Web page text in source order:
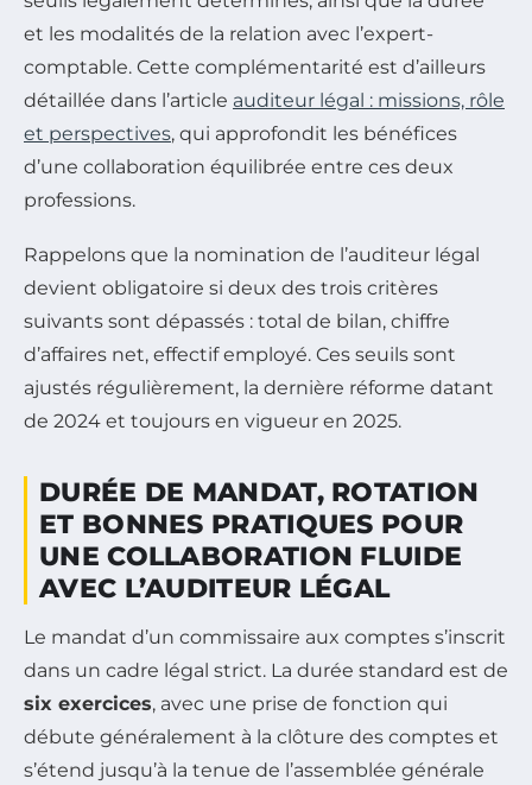
et les modalités de la relation avec l’expert-
comptable. Cette complémentarité est d’ailleurs
détaillée dans l’article auditeur légal : missions, rôle
et perspectives, qui approfondit les bénéfices
d’une collaboration équilibrée entre ces deux
professions.
Rappelons que la nomination de l’auditeur légal
devient obligatoire si deux des trois critères
suivants sont dépassés : total de bilan, chiffre
d’affaires net, effectif employé. Ces seuils sont
ajustés régulièrement, la dernière réforme datant
de 2024 et toujours en vigueur en 2025.
DURÉE DE MANDAT, ROTATION
ET BONNES PRATIQUES POUR
UNE COLLABORATION FLUIDE
AVEC L’AUDITEUR LÉGAL
Le mandat d’un commissaire aux comptes s’inscrit
dans un cadre légal strict. La durée standard est de
six exercices, avec une prise de fonction qui
débute généralement à la clôture des comptes et
s’étend jusqu’à la tenue de l’assemblée générale